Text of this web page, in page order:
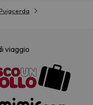
Puigcerda
viaggio